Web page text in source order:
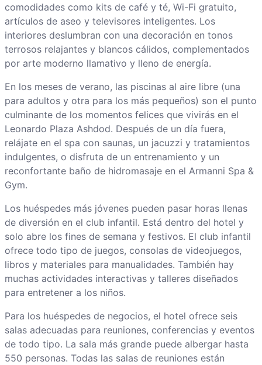
comodidades como kits de café y té, Wi-Fi gratuito,
artículos de aseo y televisores inteligentes. Los
interiores deslumbran con una decoración en tonos
terrosos relajantes y blancos cálidos, complementados
por arte moderno llamativo y lleno de energía.
En los meses de verano, las piscinas al aire libre (una
para adultos y otra para los más pequeños) son el punto
culminante de los momentos felices que vivirás en el
Leonardo Plaza Ashdod. Después de un día fuera,
relájate en el spa con saunas, un jacuzzi y tratamientos
indulgentes, o disfruta de un entrenamiento y un
reconfortante baño de hidromasaje en el Armanni Spa &
Gym.
Los huéspedes más jóvenes pueden pasar horas llenas
de diversión en el club infantil. Está dentro del hotel y
solo abre los fines de semana y festivos. El club infantil
ofrece todo tipo de juegos, consolas de videojuegos,
libros y materiales para manualidades. También hay
muchas actividades interactivas y talleres diseñados
para entretener a los niños.
Para los huéspedes de negocios, el hotel ofrece seis
salas adecuadas para reuniones, conferencias y eventos
de todo tipo. La sala más grande puede albergar hasta
550 personas. Todas las salas de reuniones están